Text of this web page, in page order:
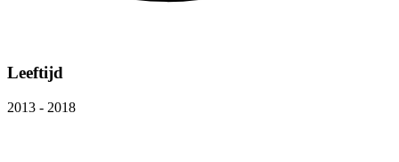
Leeftijd
2013 - 2018